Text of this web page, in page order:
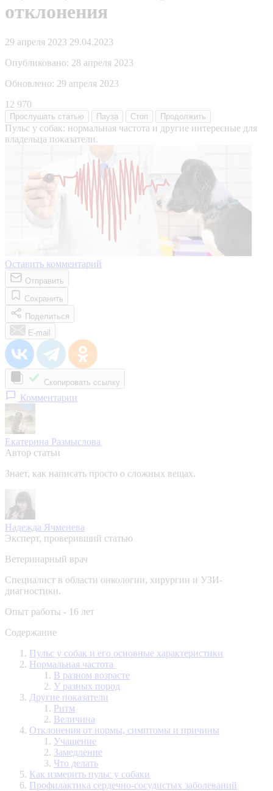
отклонения
29 апреля 2023 29.04.2023
Опубликовано: 28 апреля 2023
Обновлено: 29 апреля 2023
12 970
Прослушать статью Пауза Стоп Продолжить
Пульс у собак: нормальная частота и другие интересные для
владельца показатели.
Оставить комментарий
Отправить
Сохранить
Поделиться
E-mail
Скопировать ссылку
Комментарии
Екатерина Размыслова
Автор статьи
Знает, как написать просто о сложных вещах.
Надежда Ячменева
Эксперт, проверивший статью
Ветеринарный врач
Специалист в области онкологии, хирургии и УЗИ-
диагностики.
Опыт работы - 16 лет
Содержание
Пульс у собак и его основные характеристики
Нормальная частота
В разном возрасте
У разных пород
Другие показатели
Ритм
Величина
Отклонения от нормы, симптомы и причины
Учащение
Замедление
Что делать
Как измерить пульс у собаки
Профилактика сердечно-сосудистых заболеваний